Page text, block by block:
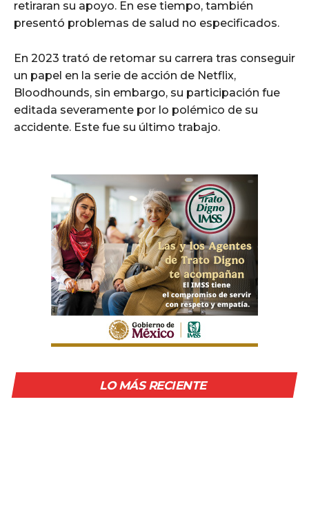
retiraran su apoyo. En ese tiempo, también
presentó problemas de salud no especificados.
En 2023 trató de retomar su carrera tras conseguir
un papel en la serie de acción de Netflix,
Bloodhounds, sin embargo, su participación fue
editada severamente por lo polémico de su
accidente. Este fue su último trabajo.
LO MÁS RECIENTE